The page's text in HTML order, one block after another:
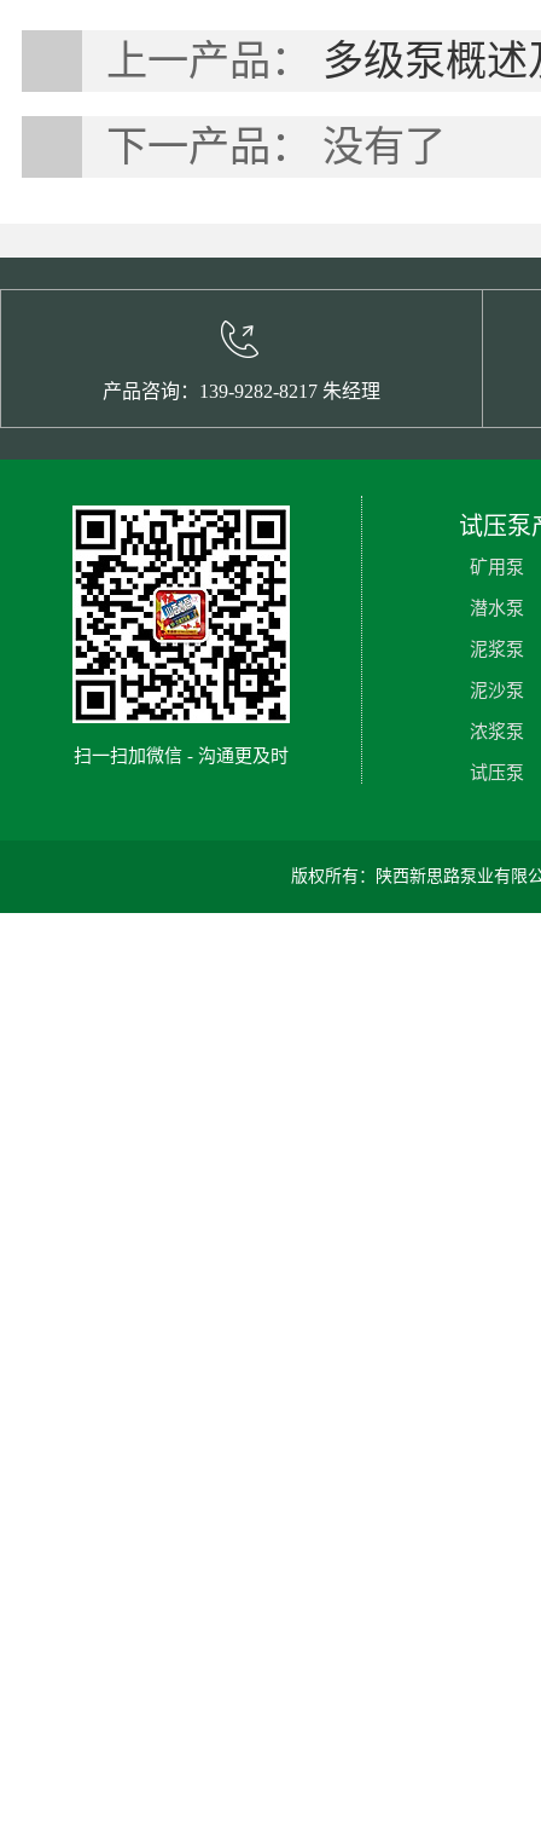
上一产品： 多级泵概
下一产品： 没有了
产品咨询：139-9282-8217 朱经理
扫一扫加微信 - 沟通更及时
试压泵
矿用泵
潜水泵
泥浆泵
泥沙泵
浓浆泵
试压泵
版权所有：陕西新思路泵业